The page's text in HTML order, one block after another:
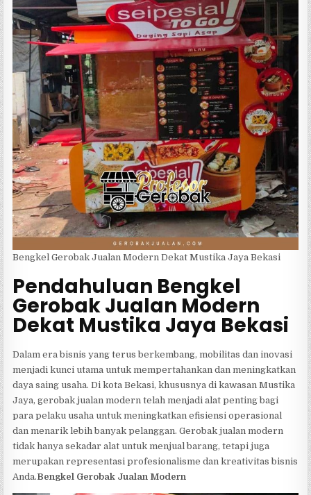
Bengkel Gerobak Jualan Modern Dekat Mustika Jaya Bekasi
Pendahuluan Bengkel
Gerobak Jualan Modern
Dekat Mustika Jaya Bekasi
Dalam era bisnis yang terus berkembang, mobilitas dan inovasi
menjadi kunci utama untuk mempertahankan dan meningkatkan
daya saing usaha. Di kota Bekasi, khususnya di kawasan Mustika
Jaya, gerobak jualan modern telah menjadi alat penting bagi
para pelaku usaha untuk meningkatkan efisiensi operasional
dan menarik lebih banyak pelanggan. Gerobak jualan modern
tidak hanya sekadar alat untuk menjual barang, tetapi juga
merupakan representasi profesionalisme dan kreativitas bisnis
Anda.Bengkel Gerobak Jualan Modern